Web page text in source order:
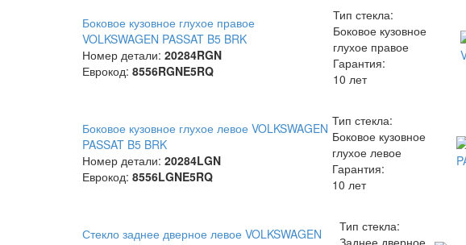
Боковое кузовное глухое правое
VOLKSWAGEN PASSAT B5 BRK
Номер детали: 20284RGN
Еврокод: 8556RGNE5RQ
Тип стекла:
Боковое кузовное
глухое правое
Гарантия:
10 лет
Боковое кузовное глухое левое VOLKSWAGEN
PASSAT B5 BRK
Номер детали: 20284LGN
Еврокод: 8556LGNE5RQ
Тип стекла:
Боковое кузовное
глухое левое
Гарантия:
10 лет
Стекло заднее дверное левое VOLKSWAGEN
Тип стекла: